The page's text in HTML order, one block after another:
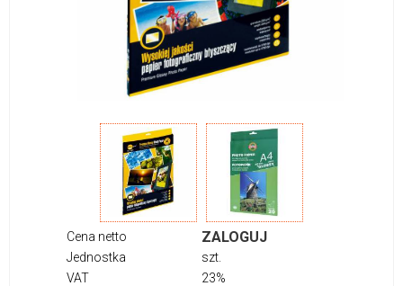
Cena netto ZALOGUJ
Jednostka
szt.
VAT
23%